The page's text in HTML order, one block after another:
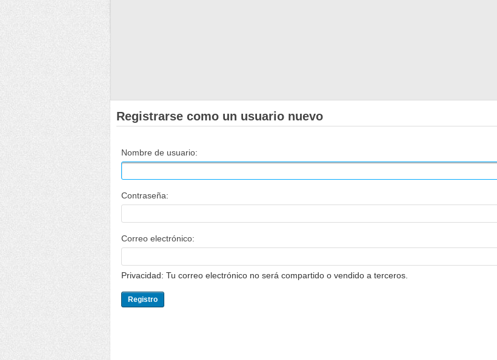
Registrarse como un usuario nuevo
Nombre de usuario:
Contraseña:
Correo electrónico:
Privacidad: Tu correo electrónico no será compartido o vendido a terceros.